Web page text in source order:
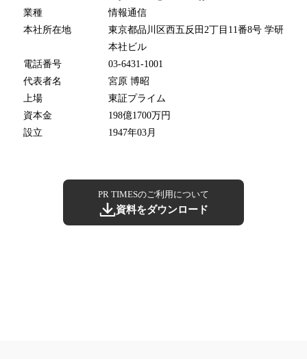
業種
情報通信
本社所在地
東京都品川区西五反田2丁目11番8号 学研
本社ビル
電話番号
03-6431-1001
代表者名
宮原 博昭
上場
東証プライム
資本金
198億1700万円
設立
1947年03月
PR TIMESのご利用について
資料をダウンロード